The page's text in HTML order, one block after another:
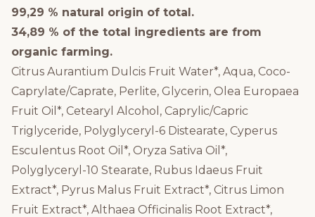
99,29 % natural origin of total.
34,89 % of the total ingredients are from
organic farming.
Citrus Aurantium Dulcis Fruit Water*, Aqua, Coco-
Caprylate/Caprate, Perlite, Glycerin, Olea Europaea
Fruit Oil*, Cetearyl Alcohol, Caprylic/Capric
Triglyceride, Polyglyceryl-6 Distearate, Cyperus
Esculentus Root Oil*, Oryza Sativa Oil*,
Polyglyceryl-10 Stearate, Rubus Idaeus Fruit
Extract*, Pyrus Malus Fruit Extract*, Citrus Limon
Fruit Extract*, Althaea Officinalis Root Extract*,